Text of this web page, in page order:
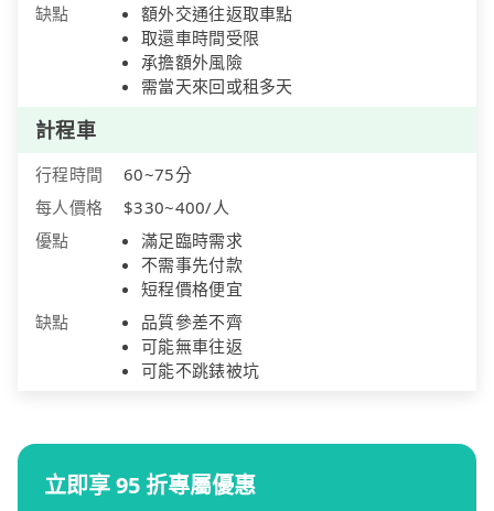
缺點
額外交通往返取車點
取還車時間受限
承擔額外風險
需當天來回或租多天
計程車
行程時間
60~75分
每人價格
$330~400/人
優點
滿足臨時需求
不需事先付款
短程價格便宜
缺點
品質參差不齊
可能無車往返
可能不跳錶被坑
立即享 95 折專屬優惠